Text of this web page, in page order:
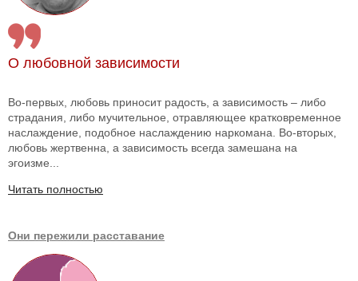
О любовной зависимости
Во-первых, любовь приносит радость, а зависимость – либо
страдания, либо мучительное, отравляющее кратковременное
наслаждение, подобное наслаждению наркомана. Во-вторых,
любовь жертвенна, а зависимость всегда замешана на
эгоизме...
Читать полностью
Они пережили расставание